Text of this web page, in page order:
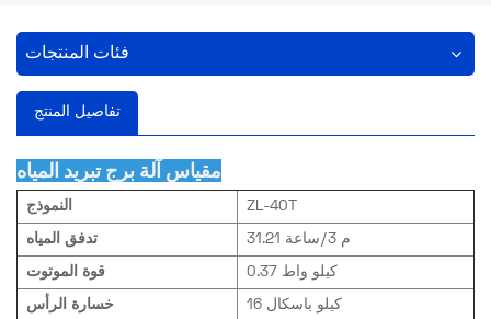
فئات المنتجات
تفاصيل المنتج
مقياس آلة برج تبريد المياه
النموذج ZL-40T
تدفق المياه 31.21 م 3/ساعة
قوة الموتوت 0.37 كيلو واط
خسارة الرأس 16 كيلو باسكال